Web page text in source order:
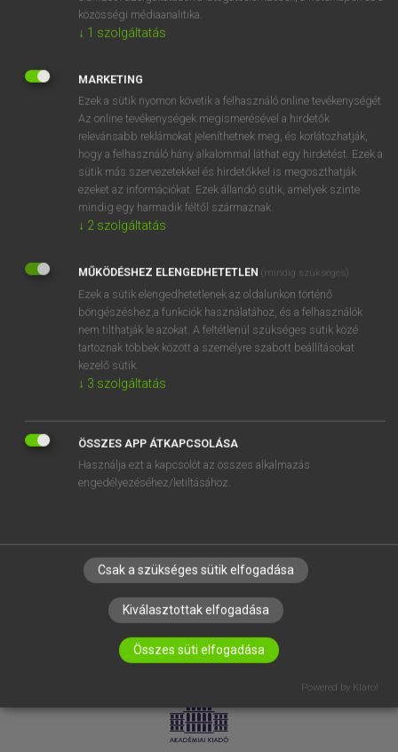
OOOOPS!
SZOTAR.NET APPLIKÁCIÓ
MICROSOFT OFFICE BŐVÍTMÉNY
BEÉPÜLŐ SZÓTÁRMODUL
ONLINE NYELVVIZSGA
EGYÉNI FELHASZNÁLÓKNAK
TANULÓKNAK
OKTATÁSI INTÉZMÉNYEKNEK
VÁLLALATI MEGOLDÁSOK
RÓLUNK
ELÉRHETŐSÉG
SÜTI BEÁLLÍTÁSOK
LICENCSZERZŐDÉS ADATVÉDELEM
közösségi médiaanalitika.
↓ 1 szolgáltatás
MARKETING
Ezek a sütik nyomon követik a felhasználó online tevékenységét.
Az online tevékenységek megismerésével a hirdetők
relevánsabb reklámokat jeleníthetnek meg, és korlátozhatják,
hogy a felhasználó hány alkalommal láthat egy hirdetést. Ezek a
sütik más szervezetekkel és hirdetőkkel is megoszthatják
ezeket az információkat. Ezek állandó sütik, amelyek szinte
mindig egy harmadik féltől származnak.
↓ 2 szolgáltatás
MŰKÖDÉSHEZ ELENGEDHETETLEN (mindig szükséges)
Ezek a sütik elengedhetetlenek az oldalunkon történő
böngészéshez,a funkciók használatához, és a felhasználók
nem tilthatják le azokat. A feltétlenül szükséges sütik közé
tartoznak többek között a személyre szabott beállításokat
kezelő sütik.
↓ 3 szolgáltatás
ÖSSZES APP ÁTKAPCSOLÁSA
Használja ezt a kapcsolót az összes alkalmazás
engedélyezéséhez/letiltásához.
Csak a szükséges sütik elfogadása
Kiválasztottak elfogadása
Összes süti elfogadása
Powered by Klaro!